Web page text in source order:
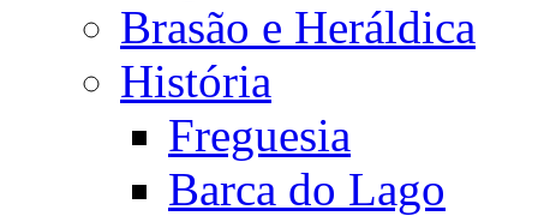
Brasão e Heráldica
História
Freguesia
Barca do Lago